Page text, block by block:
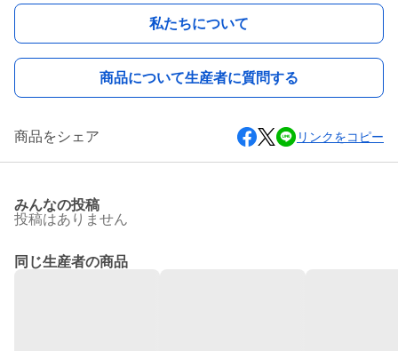
私たちについて
商品について生産者に質問する
商品をシェア リンクをコピー
みんなの投稿
投稿はありません
同じ生産者の商品